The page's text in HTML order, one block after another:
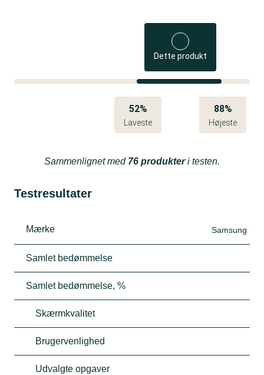
Dette produkt
52%
Laveste
88%
Højeste
Sammenlignet med 76 produkteri testen.
Testresultater
Mærke Samsung
Samlet bedømmelse
Samlet bedømmelse, %
Skærmkvalitet
Brugervenlighed
Udvalgte opgaver